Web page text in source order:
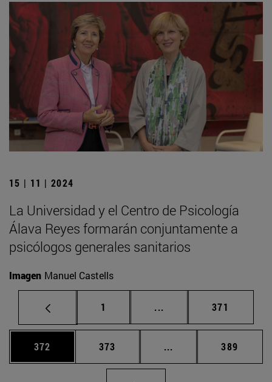
15 | 11 | 2024
La Universidad y el Centro de Psicología
Álava Reyes formarán conjuntamente a
psicólogos generales sanitarios
Imagen Manuel Castells
Página
1 ... Páginas intermedias
Página
371
Página
372 Página
373 ... Páginas intermedias
Página
389